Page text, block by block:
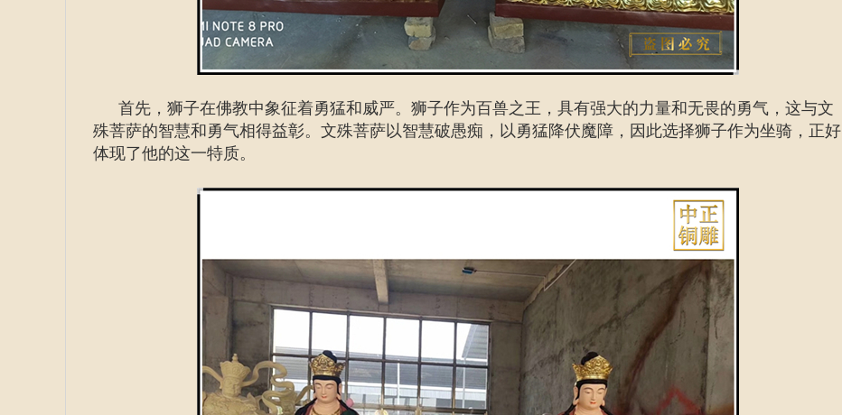
首先，狮子在佛教中象征着勇猛和威严。狮子作为百兽之王，具有强大的力量和无畏的勇气，这与文
殊菩萨的智慧和勇气相得益彰。文殊菩萨以智慧破愚痴，以勇猛降伏魔障，因此选择狮子作为坐骑，正好
体现了他的这一特质。